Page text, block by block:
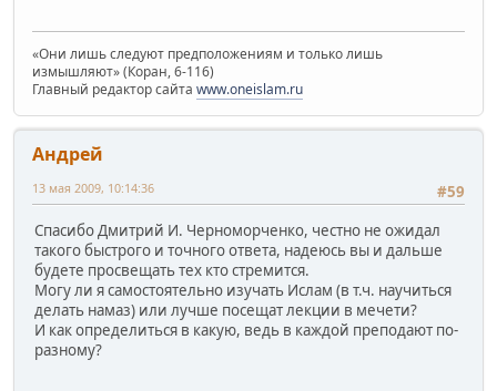
«Они лишь следуют предположениям и только лишь
измышляют» (Коран, 6-116)
Главный редактор сайта www.oneislam.ru
Андрей
#59
13 мая 2009, 10:14:36
Спасибо Дмитрий И. Черноморченко, честно не ожидал
такого быстрого и точного ответа, надеюсь вы и дальше
будете просвещать тех кто стремится.
Могу ли я самостоятельно изучать Ислам (в т.ч. научиться
делать намаз) или лучше посещат лекции в мечети?
И как определиться в какую, ведь в каждой преподают по-
разному?